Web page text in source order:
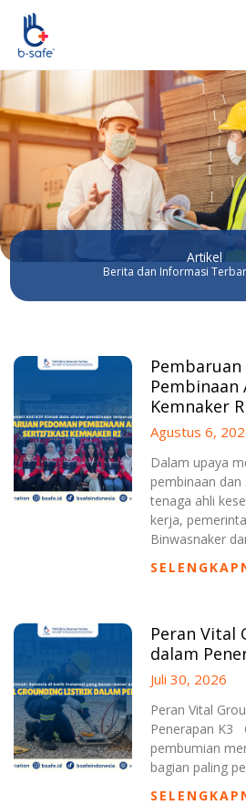
Lewati
konten
Artikel
Berita dan Informasi
Pembinaan
Kemnaker
Agustus 6,
Dalam upaya
pembinaan
tenaga ahli
kerja,
Binwasnaker
Peran Vital
dalam
Juli 30, 2026
Peran Vital
Penerapan K3
pembumian
bagian paling
PagePagePage